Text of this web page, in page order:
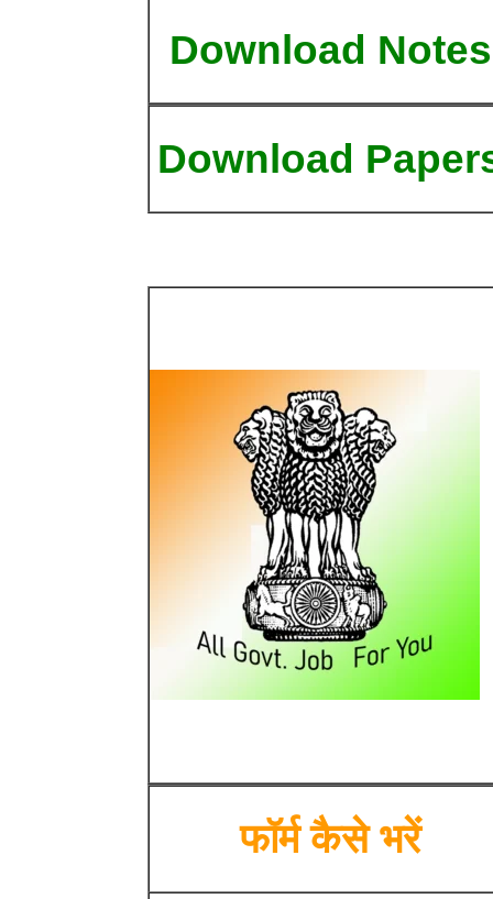
Download Notes
Download
फॉर्म कैसे भरें